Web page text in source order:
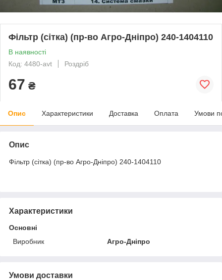
Фільтр (сітка) (пр-во Агро-Дніпро) 240-1404110
В наявності
Код: 4480-avt
Роздріб
67 ₴
Опис Характеристики Доставка Оплата Умови
Опис
Фільтр (сітка) (пр-во Агро-Дніпро) 240-1404110
Характеристики
Основні
Виробник
Агро-Дніпро
Умови доставки